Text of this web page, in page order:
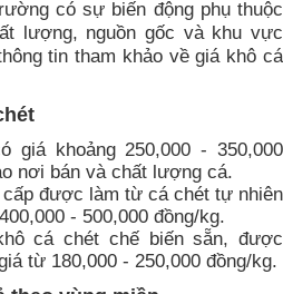
có sự biến động phụ thuộc
lượng, nguồn gốc và khu vực
tin tham khảo về giá khô cá
giá khoảng 250,000 - 350,000
nơi bán và chất lượng cá.
được làm từ cá chét tự nhiên
- 500,000 đồng/kg.
cá chét chế biến sẵn, được
từ 180,000 - 250,000 đồng/kg.